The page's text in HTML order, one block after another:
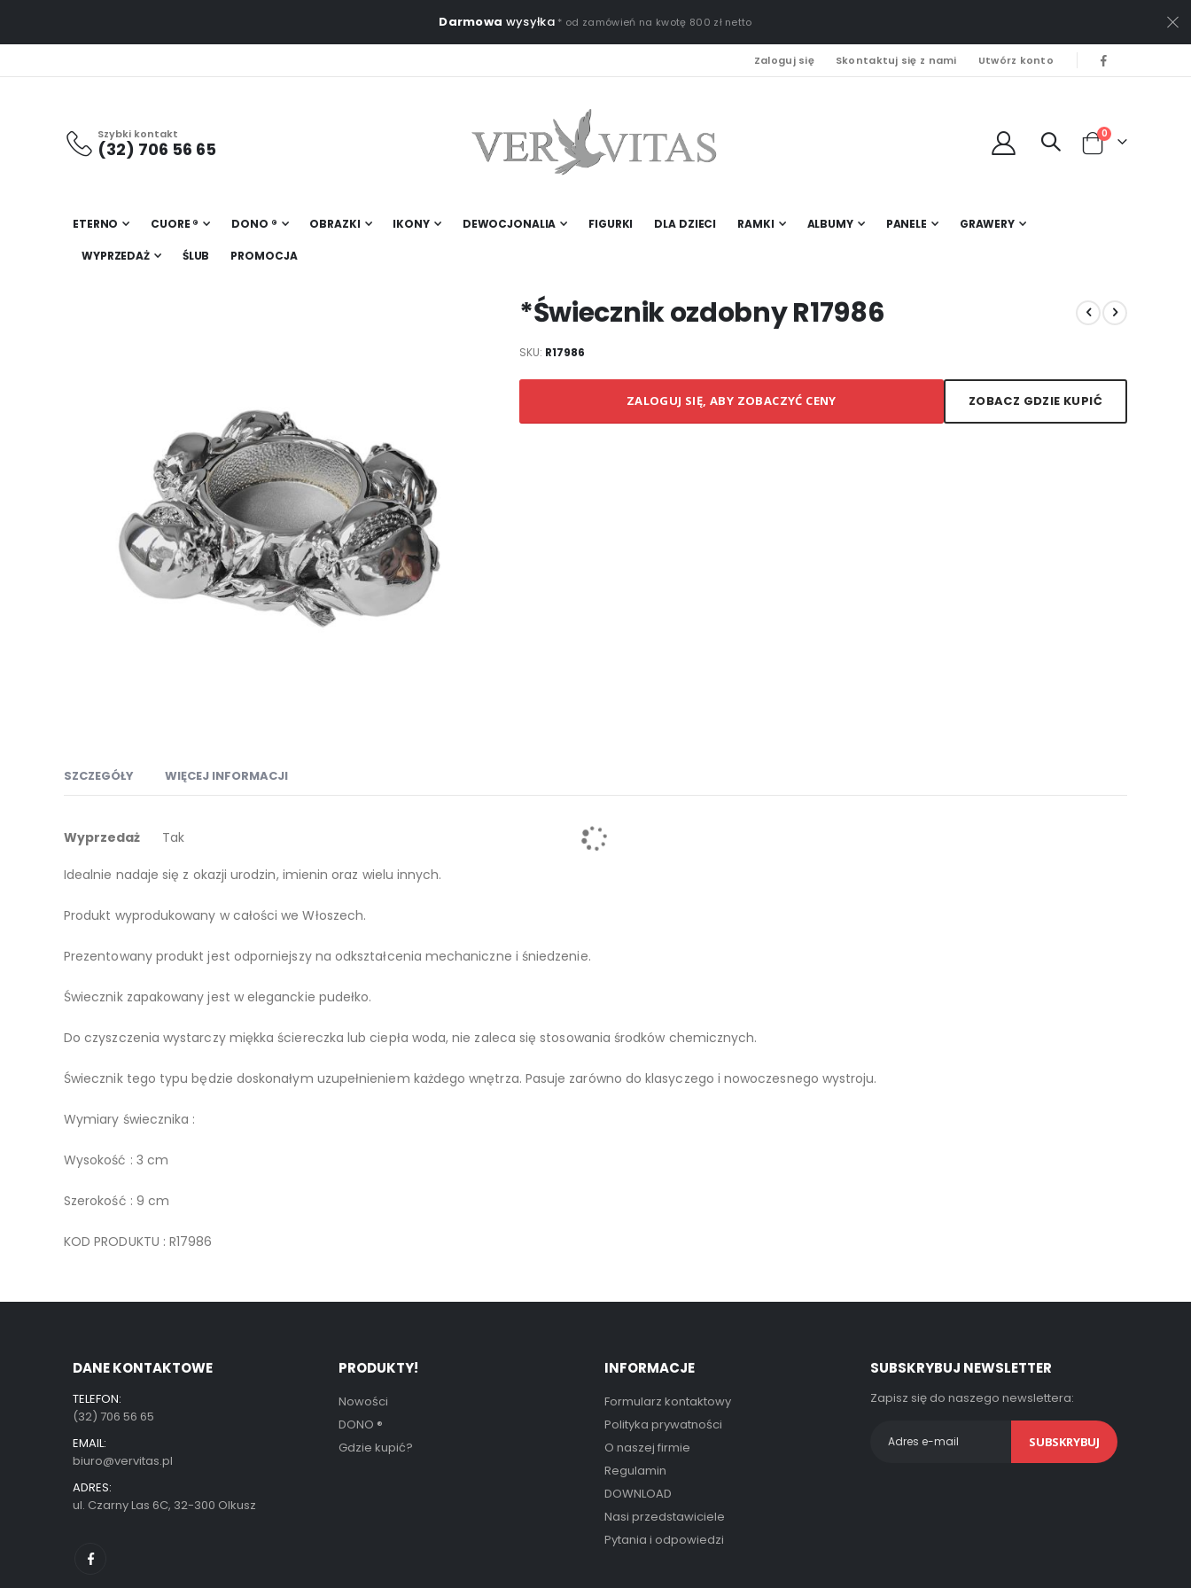
Darmowa wysyłka * od zamówień na kwotę 800 zł netto
Zaloguj się Skontaktuj się z nami Utwórz konto
Szybki kontakt
(32) 706 56 65 Cart
0
ETERNO CUORE ® DONO ® OBRAZKI IKONY DEWOCJONALIA FIGURKI DLA DZIECI RAMKI ALBUMY PANELE GRAWERY
WYPRZEDAŻ ŚLUB PROMOCJA
początek
*Świecznik ozdobny R17986
SKU R17986
ZALOGUJ SIĘ, ABY ZOBACZYĆ CENY ZOBACZ GDZIE KUPIĆ
SZCZEGÓŁY
Świecznik ozdobny owoc granatu na świeczkę typu tealight.
Idealnie nadaje się z okazji urodzin, imienin oraz wielu innych.
Produkt wyprodukowany w całości we Włoszech.
Prezentowany produkt jest odporniejszy na odkształcenia mechaniczne i śniedzenie.
Świecznik zapakowany jest w eleganckie pudełko.
Do czyszczenia wystarczy miękka ściereczka lub ciepła woda, nie zaleca się stosowania środków chemicznych.
Świecznik tego typu będzie doskonałym uzupełnieniem każdego wnętrza. Pasuje zarówno do klasyczego i nowoczesnego wystroju.
Wymiary świecznika :
Wysokość : 3 cm
Szerokość : 9 cm
KOD PRODUKTU : R17986
WIĘCEJ INFORMACJI
Więcej
Wyprzedaż Tak
DANE KONTAKTOWE
TELEFON:
(32) 706 56 65
EMAIL:
biuro@vervitas.pl
ADRES:
ul. Czarny Las 6C, 32-300 Olkusz
PRODUKTY!
Nowości
DONO ®
Gdzie kupić?
INFORMACJE
Formularz kontaktowy
Polityka prywatności
O naszej firmie
Regulamin
DOWNLOAD
Nasi przedstawiciele
Pytania i odpowiedzi
SUBSKRYBUJ NEWSLETTER
Zapisz się do naszego newslettera:
SUBSKRYBUJ